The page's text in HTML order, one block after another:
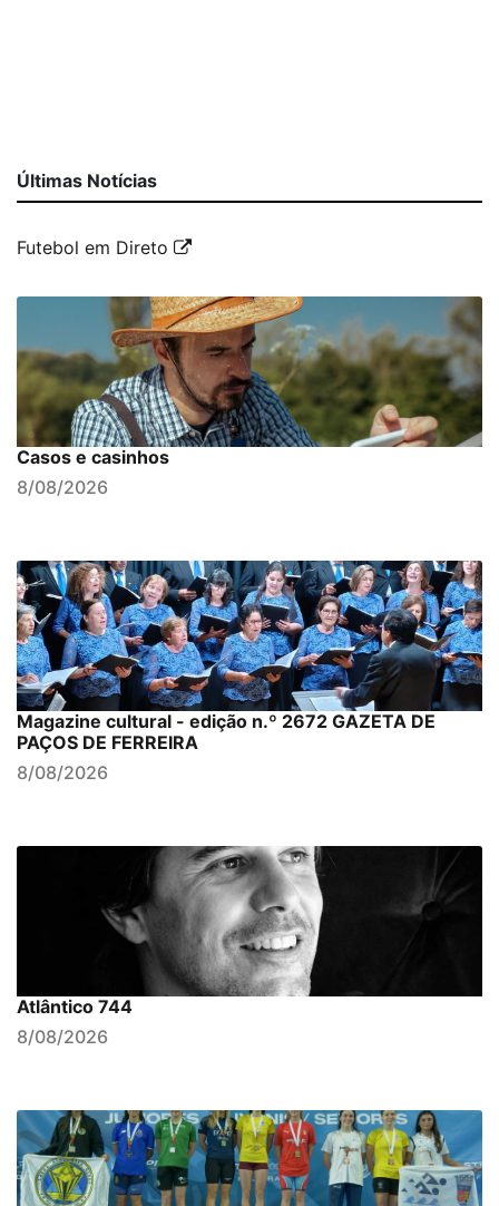
Últimas Notícias
Futebol em Direto
Casos e casinhos
8/08/2026
Magazine cultural - edição n.º 2672 GAZETA DE
PAÇOS DE FERREIRA
8/08/2026
Atlântico 744
8/08/2026